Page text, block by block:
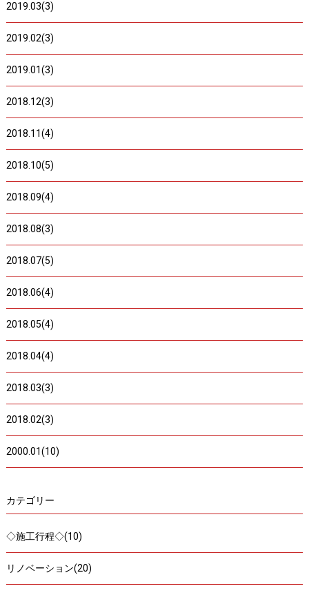
2019.03(3)
2019.02(3)
2019.01(3)
2018.12(3)
2018.11(4)
2018.10(5)
2018.09(4)
2018.08(3)
2018.07(5)
2018.06(4)
2018.05(4)
2018.04(4)
2018.03(3)
2018.02(3)
2000.01(10)
カテゴリー
◇施工行程◇(10)
リノベーション(20)